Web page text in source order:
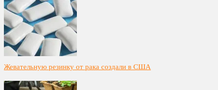
Жевательную резинку от рака создали в США